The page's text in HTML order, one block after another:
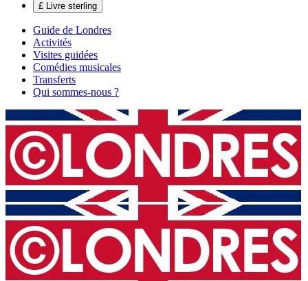
£ Livre sterling
Guide de Londres
Activités
Visites guidées
Comédies musicales
Transferts
Qui sommes-nous ?